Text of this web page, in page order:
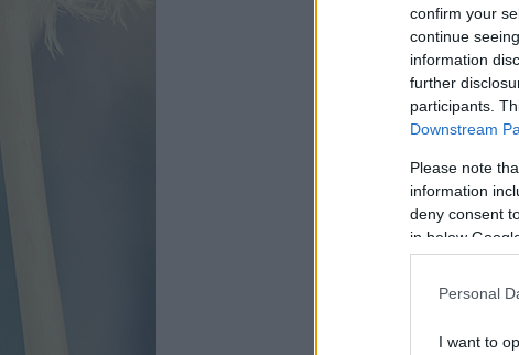
confirm your
continue
information
further
participants.
Downstream
Please note
information
deny consent
in below
Personal
I want to